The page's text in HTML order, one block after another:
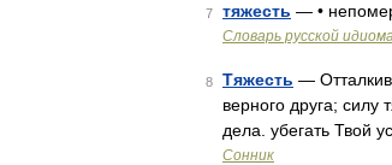
7 тяжесть — •
Словарь русской
8 Тяжесть —
верного друга;
дела. убегать Твой
Сонник